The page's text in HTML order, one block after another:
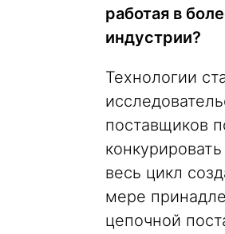
работая в
индустрии?
Технологии
поставщиков
весь цикл
мере
цепочной